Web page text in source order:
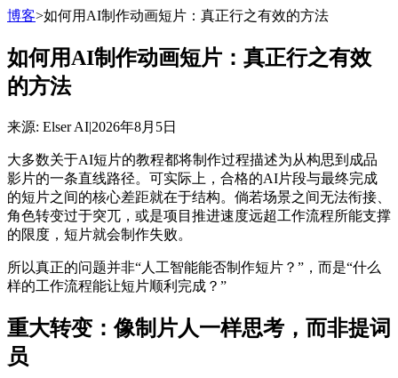
博客>如何用AI制作动画短片：真正行之有效的方法
如何用AI制作动画短片：真正行之有效
的方法
来源: Elser AI|2026年8月5日
大多数关于AI短片的教程都将制作过程描述为从构思到成品
影片的一条直线路径。可实际上，合格的AI片段与最终完成
的短片之间的核心差距就在于结构。倘若场景之间无法衔接、
角色转变过于突兀，或是项目推进速度远超工作流程所能支撑
的限度，短片就会制作失败。
所以真正的问题并非“人工智能能否制作短片？”，而是“什么
样的工作流程能让短片顺利完成？”
重大转变：像制片人一样思考，而非提词
员